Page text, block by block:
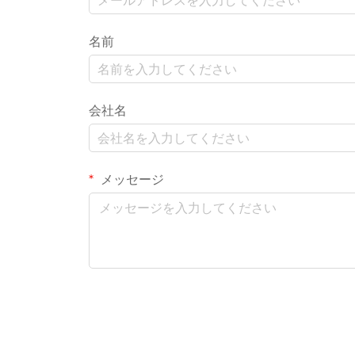
名前
会社名
メッセージ